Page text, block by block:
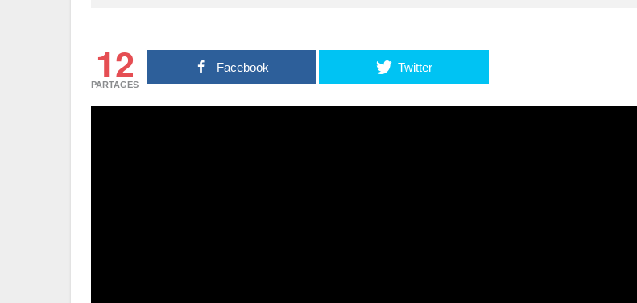
12
PARTAGES
Facebook Twitter